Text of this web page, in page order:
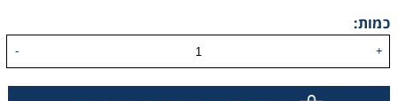
כמות:
+
-
Thermometry
Washing